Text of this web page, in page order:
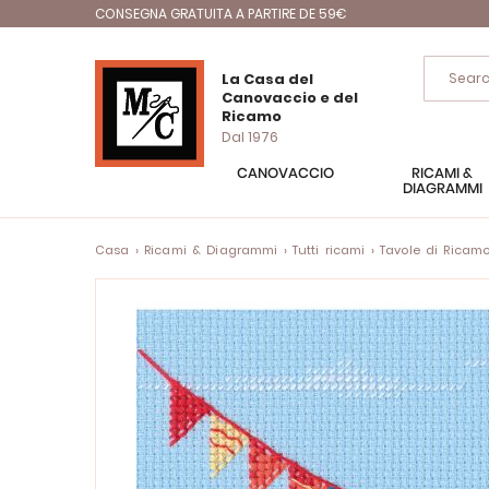
CONSEGNA GRATUITA A PARTIRE DE 59€
La Casa del
Canovaccio e del
Ricamo
Dal 1976
CANOVACCIO
RICAMI &
DIAGRAMMI
Casa Ricami & Diagrammi Tutti ricami Tavole di
galleria
immagini